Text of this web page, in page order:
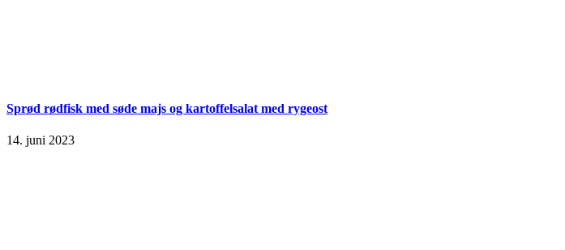
Sprød rødfisk med søde majs og kartoffelsalat med rygeost
14. juni 2023